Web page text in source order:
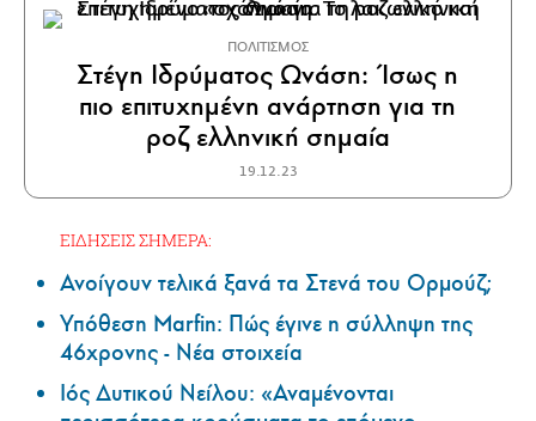
ΠΟΛΙΤΙΣΜΟΣ
Στέγη Ιδρύματος Ωνάση: Ίσως η
πιο επιτυχημένη ανάρτηση για τη
ροζ ελληνική σημαία
19.12.23
ΕΙΔΗΣΕΙΣ ΣΗΜΕΡΑ:
Ανοίγουν τελικά ξανά τα Στενά του Ορμούζ;
Υπόθεση Marfin: Πώς έγινε η σύλληψη της
46χρονης - Νέα στοιχεία
Ιός Δυτικού Νείλου: «Αναμένονται